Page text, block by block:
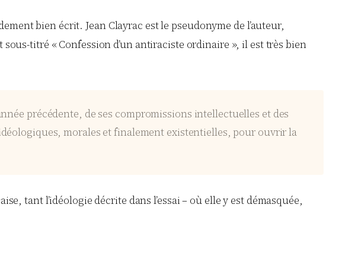
bien écrit. Jean Clayrac est le pseudonyme de l’auteur,
titré « Confession d’un antiraciste ordinaire », il est très bien
précédente, de ses compromissions intellectuelles et des
morales et finalement existentielles, pour ouvrir la
tant l’idéologie décrite dans l’essai – où elle y est démasquée,